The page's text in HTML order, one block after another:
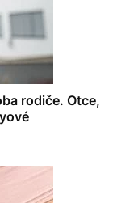
rodiče. Otce,